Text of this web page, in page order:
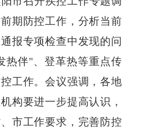
期防控工作，分析当前
报专项检查中发现的问
热伴"、登革热等重点传
工作。会议强调，各地
构要进一步提高认识，
市工作要求，完善防控